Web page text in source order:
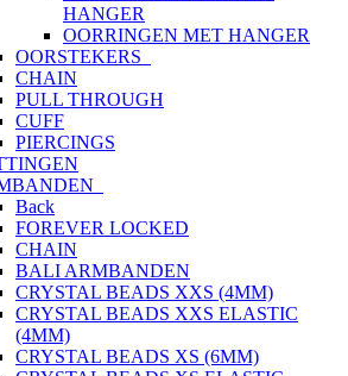
HANGER
OORRINGEN MET HANGER
OORSTEKERS
CHAIN
PULL THROUGH
CUFF
PIERCINGS
Back
FOREVER LOCKED
CHAIN
BALI ARMBANDEN
CRYSTAL BEADS XXS (4MM)
CRYSTAL BEADS XXS ELASTIC
(4MM)
CRYSTAL BEADS XS (6MM)